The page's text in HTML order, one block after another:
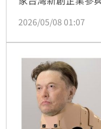
西時間5月6日來到
應用領域進行交流
2026/05/08 01:07